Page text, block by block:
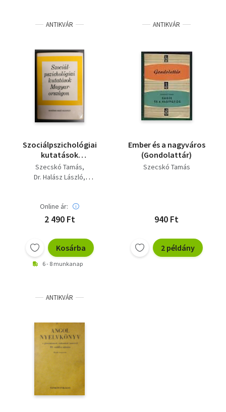
ANTIKVÁR
Szociálpszichológiai
kutatások
Magyarországon
Szecskó Tamás
Dr. Halász László
Kamarás István
Fehér István Mérei Ferenc
Online ár:
2 490 Ft
Kosárba
6 - 8 munkanap
ANTIKVÁR
Ember és a nagyváros
(Gondolattár)
Szecskó Tamás
940 Ft
2 példány
ANTIKVÁR